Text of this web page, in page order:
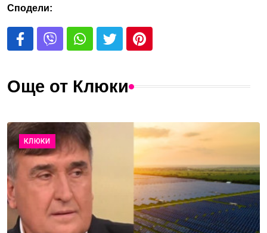
Сподели:
Още от Клюки
КЛЮКИ